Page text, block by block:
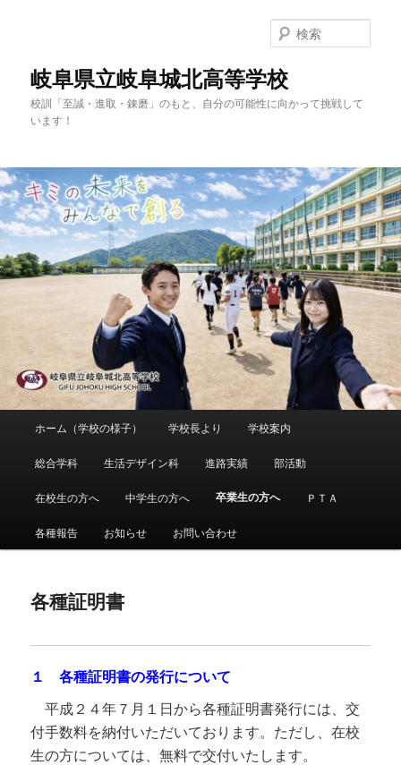
岐阜県立岐阜城北高等学校
校訓「至誠・進取・錬磨」のもと、自分の可能性に向かって挑戦して
います！
索
メ
イ
ン
ツ
へ
ホーム（学校の様子） 学校長より 学校案内
総合学科 生活デザイン科 進路実績 部活動
在校生の方へ 中学生の方へ 卒業生の方へ ＰＴＡ
各種報告 お知らせ お問い合わせ
各種証明書
１ 各種証明書の発行について
平成２４年７月１日から各種証明書発行には、交
付手数料を納付いただいております。 ただし、在校
生の方については、無料で交付いたします。